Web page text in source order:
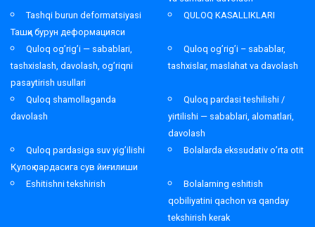
Tashqi burun deformatsiyasi
Ташқи бурун деформацияси
QULOQ KASALLIKLARI
Quloq og’rig’i — sabablari,
tashxislash, davolash, og’riqni
pasaytirish usullari
Quloq og’rig’i – sabablar,
tashxislar, maslahat va davolash
Quloq shamollaganda
davolash
Quloq pardasi teshilishi /
yirtilishi — sabablari, alomatlari,
davolash
Quloq pardasiga suv yig’ilishi
Қулоқ пардасига сув йиғилиши
Bolalarda ekssudativ o’rta otit
Eshitishni tekshirish
Bolalarning eshitish
qobiliyatini qachon va qanday
tekshirish kerak